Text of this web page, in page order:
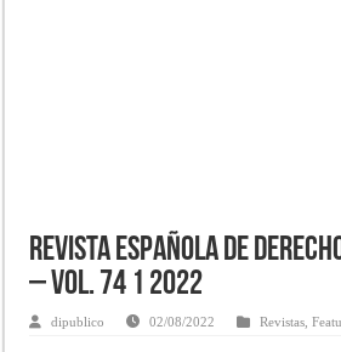
Revista Española de
– Vol. 74 1 2022
dipublico 02/08/2022 Revistas,